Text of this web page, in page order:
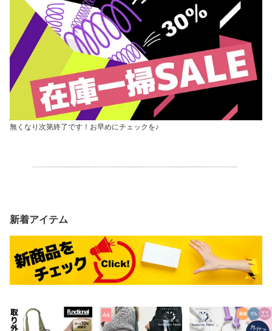
無くなり次第終了です！お早めにチェックを♪
新着アイテム